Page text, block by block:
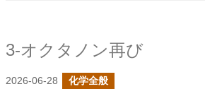
3-オクタノン再び
2026-06-28 化学全般